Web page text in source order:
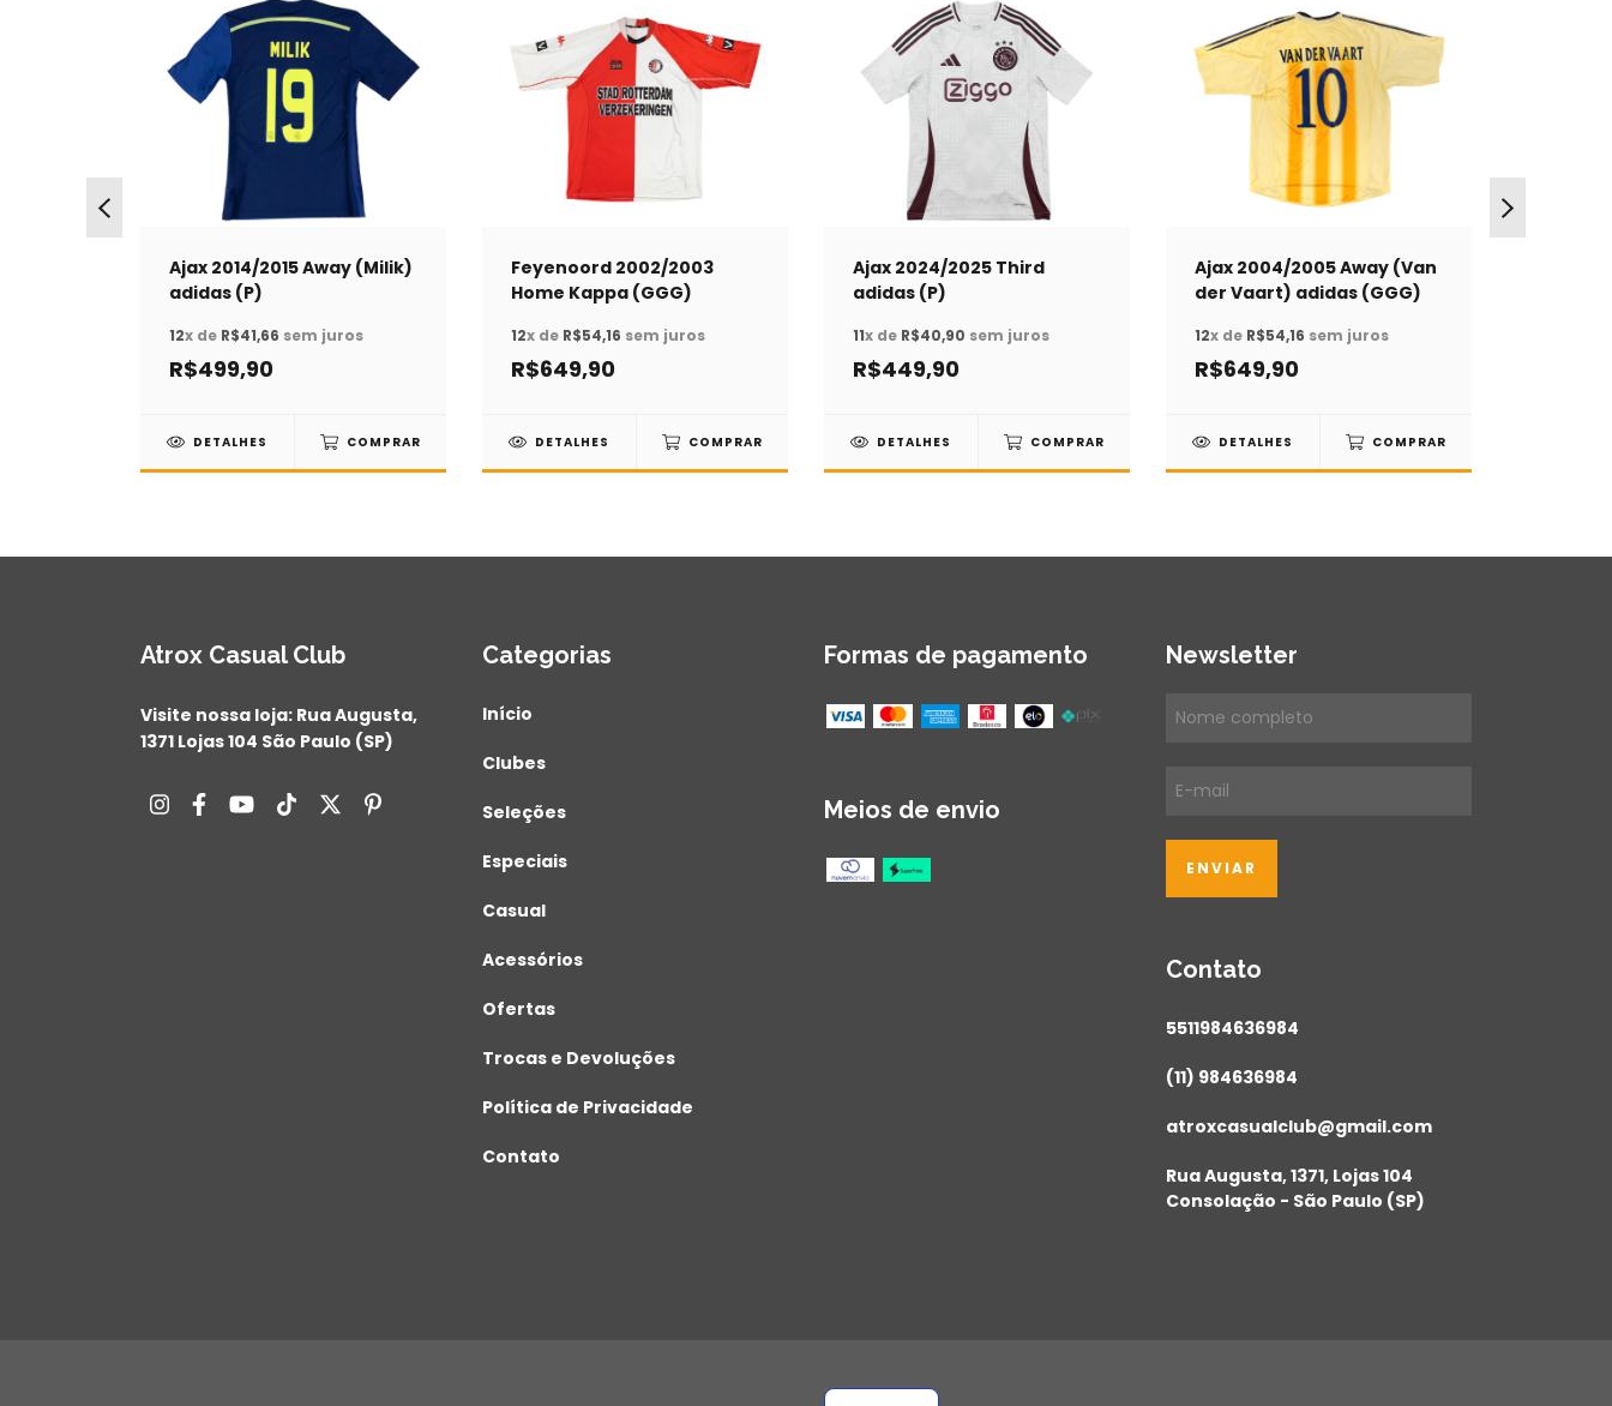
Ajax 2014/2015 Away (Milik)
adidas (P)
12x de R$41,66 sem juros
R$499,90
DETALHES COMPRAR
Feyenoord 2002/2003
Home Kappa (GGG)
12x de R$54,16 sem juros
R$649,90
DETALHES COMPRAR
Ajax 2024/2025 Third
adidas (P)
11x de R$40,90 sem juros
R$449,90
DETALHES COMPRAR
Ajax 2004/2005 Away (Van
der Vaart) adidas (GGG)
12x de R$54,16 sem juros
R$649,90
DETALHES COMPRAR
Atrox Casual Club
Visite nossa loja: Rua Augusta,
1371 Lojas 104 São Paulo (SP)
Categorias
Início
Clubes
Seleções
Especiais
Casual
Acessórios
Ofertas
Trocas e Devoluções
Política de Privacidade
Contato
Formas de pagamento
Meios de envio
Newsletter
Contato
5511984636984
(11) 984636984
atroxcasualclub@gmail.com
Rua Augusta, 1371, Lojas 104
Consolação - São Paulo (SP)